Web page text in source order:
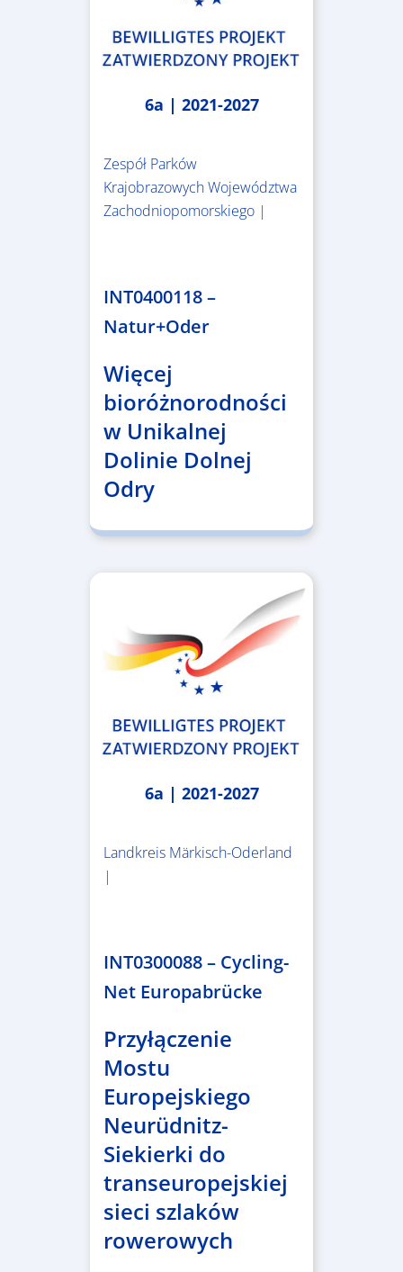
6a | 2021-2027
Zespół Parków
Krajobrazowych Województwa
Zachodniopomorskiego |
INT0400118 –
Natur+Oder
Więcej
bioróżnorodności
w Unikalnej
Dolinie Dolnej
Odry
6a | 2021-2027
Landkreis Märkisch-Oderland
|
INT0300088 – Cycling-
Net Europabrücke
Przyłączenie
Mostu
Europejskiego
Neurüdnitz-
Siekierki do
transeuropejskiej
sieci szlaków
rowerowych